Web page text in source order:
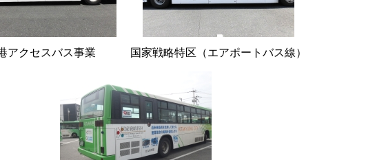
アクセスバス事業 国家戦略特区（エアポートバス線）